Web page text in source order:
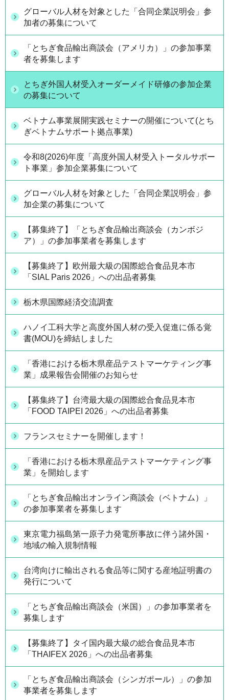
グローバル人材を対象とした「合同企業説明会」参
加者の募集について
「とちぎ食品輸出商談会（アメリカ）」の参加事業
者を募集します
とちぎ外国人材受入オーダーメイド研修の参加企業
の募集について
ベトナム事業展開実践セミナーの開催について(とち
ぎベトナムサポート拠点事業)
令和8(2026)年度「高度外国人材受入トータルサポー
ト事業」参加企業募集について
グローバル人材を対象とした「合同企業説明会」参
加企業の募集について
【募集終了】「とちぎ食品輸出商談会（カンボジ
ア）」の参加事業者を募集します
【募集終了】欧州最大級の国際総合食品見本市
「SIAL Paris 2026」への出品者募集
栃木県国際経済交流調査
ハノイ工科大学と高度外国人材の受入促進に係る覚
書(MOU)を締結しました
「香港における栃木県産品テストマーケティング事
業」成果報告会開催のお知らせ
【募集終了】台湾最大級の国際総合食品見本市
「FOOD TAIPEI 2026」への出品者募集
フランスセミナーを開催します！
「香港における栃木県産品テストマーケティング事
業」を開始します
「とちぎ食品輸出オンライン商談会（ベトナム）」
の参加事業者を募集します
東京電力福島第一原子力発電所事故に伴う諸外国・
地域の輸入規制情報
台湾向けに輸出される食品等に関する産地証明書の
発行について
「とちぎ食品輸出商談会（米国）」の参加事業者を
募集します
【募集終了】タイ国内最大級の総合食品見本市
「THAIFEX 2026」への出品者募集
「とちぎ食品輸出商談会（シンガポール）」の参加
事業者を募集します